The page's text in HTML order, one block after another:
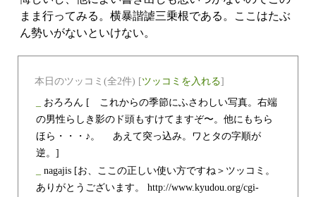
まま行ってみる。横暴諧謔三乗根である。ここはたぶ
ん勢いがないといけない。
本日のツッコミ(全2件) [ツッコミを入れる]
おろろん [ これからの季節にふさわしい写真。右端
の男性らしき影のド頭もすけてますぞ〜。他にもちら
ほら・・・♪。 あえて突っ込み。ワとタの字順が
逆。]
nagajis [お、ここの正しい使い方ですね＞ツッコミ。
ありがとうございます。 http://www.kyudou.org/cgi-